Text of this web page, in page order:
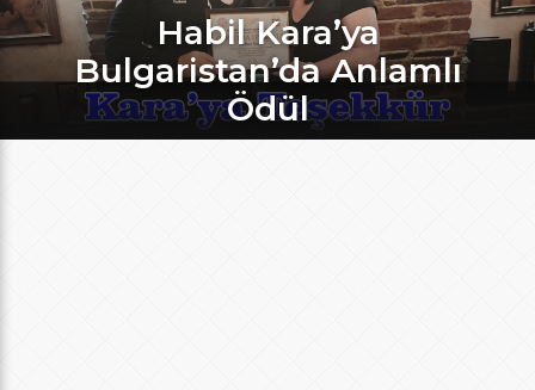
Habil Kara’ya
Bulgaristan’da Anlamlı
Ödül